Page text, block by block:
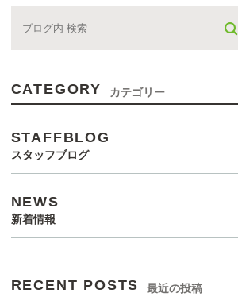
CATEGORY カテゴリー
STAFFBLOG
スタッフブログ
NEWS
新着情報
RECENT POSTS 最近の投稿